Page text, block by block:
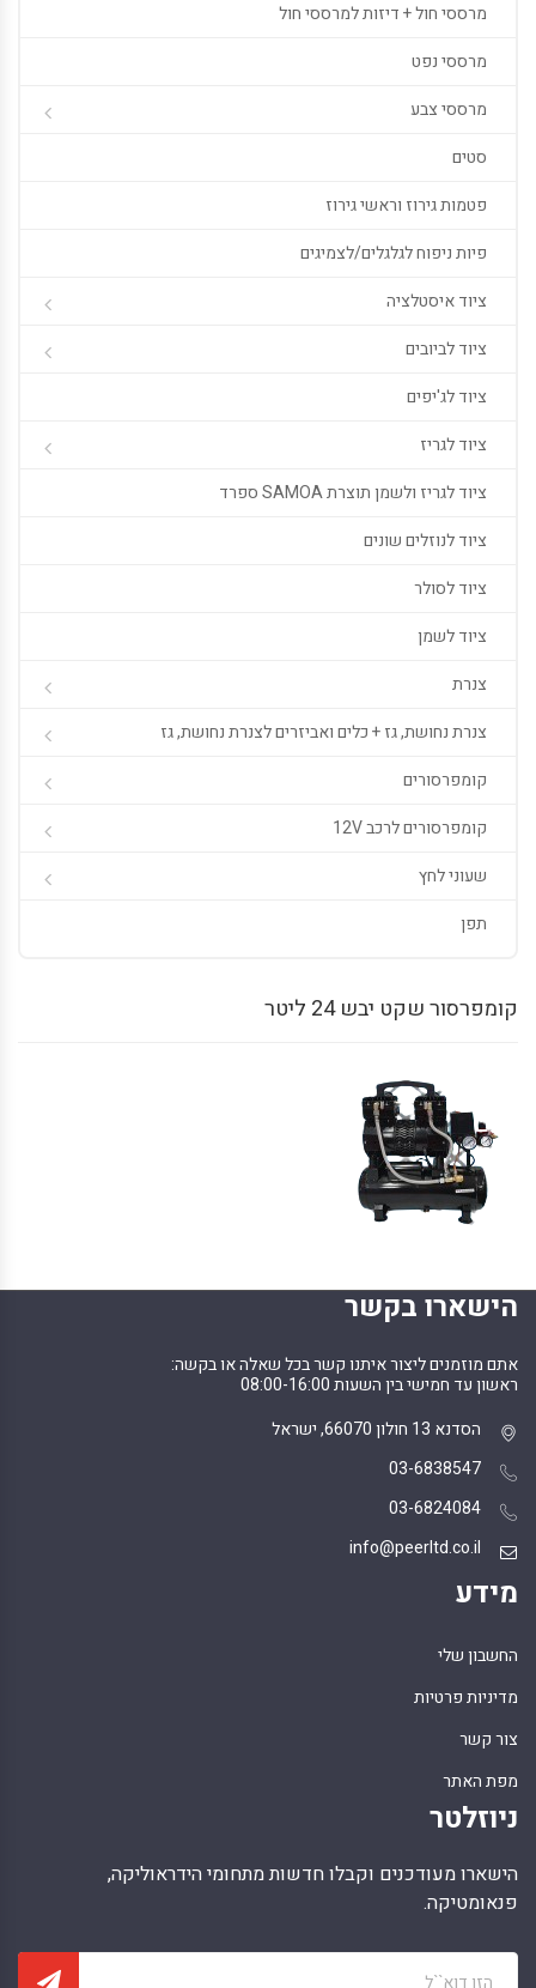
מרססי חול + דיזות למרססי חול
מרססי נפט
מרססי צבע
סטים
פטמות גירוז וראשי גירוז
פיות ניפוח לגלגלים/לצמיגים
ציוד איסטלציה
ציוד לביובים
ציוד לג'יפים
ציוד לגריז
ציוד לגריז ולשמן תוצרת SAMOA ספרד
ציוד לנוזלים שונים
ציוד לסולר
ציוד לשמן
צנרת
צנרת נחושת, גז + כלים ואביזרים לצנרת נחושת, גז
קומפרסורים
קומפרסורים לרכב 12V
שעוני לחץ
תפן
קומפרסור שקט יבש 24 ליטר
הישארו בקשר
אתם מוזמנים ליצור איתנו קשר בכל שאלה או בקשה:
ראשון עד חמישי בין השעות 08:00-16:00
הסדנא 13 חולון 66070, ישראל
03-6838547
03-6824084
info@peerltd.co.il
מידע
החשבון שלי
מדיניות פרטיות
צור קשר
מפת האתר
ניוזלטר
הישארו מעודכנים וקבלו חדשות מתחומי הידראוליקה,
פנאומטיקה.